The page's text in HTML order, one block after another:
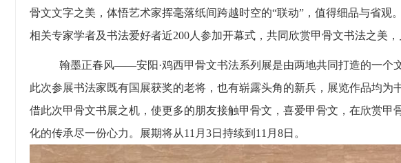
骨文文字之美，体悟艺术家挥毫落纸间跨越时空的“联动”，值得细品与省
相关专家学者及书法爱好者近200人参加开幕式，共同欣赏甲骨文书法之美，
翰墨正春风——安阳·鸡西甲骨文书法系列展是由两地共同打造的一个
此次参展书法家既有国展获奖的老将，也有崭露头角的新兵，展览作品均为
借此次甲骨文书展之机，使更多的朋友接触甲骨文，喜爱甲骨文，在欣赏
化的传承尽一份心力。展期将从11月3日持续到11月8日。